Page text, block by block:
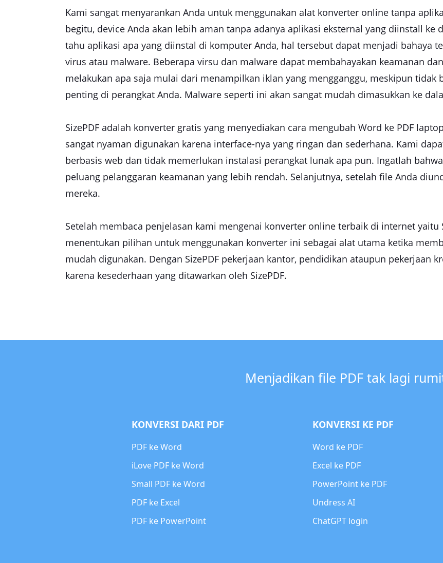
Kami sangat menyarankan Anda untuk menggunakan alat konverter online tanpa
begitu, device Anda akan lebih aman tanpa adanya aplikasi eksternal yang diinstall ke
tahu aplikasi apa yang diinstal di komputer Anda, hal tersebut dapat menjadi bahaya
virus atau malware. Beberapa virsu dan malware dapat membahayakan keamanan
melakukan apa saja mulai dari menampilkan iklan yang mengganggu, meskipun tidak
penting di perangkat Anda. Malware seperti ini akan sangat mudah dimasukkan ke
SizePDF adalah konverter gratis yang menyediakan cara mengubah Word ke PDF
sangat nyaman digunakan karena interface-nya yang ringan dan sederhana. Kami
berbasis web dan tidak memerlukan instalasi perangkat lunak apa pun. Ingatlah
peluang pelanggaran keamanan yang lebih rendah. Selanjutnya, setelah file Anda
mereka.
Setelah membaca penjelasan kami mengenai konverter online terbaik di internet yaitu
menentukan pilihan untuk menggunakan konverter ini sebagai alat utama ketika
mudah digunakan. Dengan SizePDF pekerjaan kantor, pendidikan ataupun pekerjaan
karena kesederhaan yang ditawarkan oleh SizePDF.
Menjadikan file PDF tak lagi
KONVERSI DARI PDF
PDF ke Word
iLove PDF ke Word
Small PDF ke Word
PDF ke Excel
PDF ke PowerPoint
KONVERSI KE PDF
Word ke PDF
Excel ke PDF
PowerPoint ke PDF
Undress AI
ChatGPT login